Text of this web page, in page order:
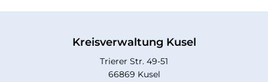
Kreisverwaltung Kusel
Trierer Str. 49-51
66869 Kusel